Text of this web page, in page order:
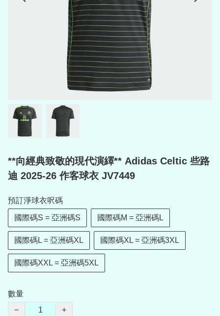
**向經典致敬的現代演繹** Adidas Celtic 些路
迪 2025-26 作客球衣 JV7449
預訂淨球衣呎碼
國際碼S = 亞洲碼S 國際碼M = 亞洲碼L
國際碼L = 亞洲碼XL 國際碼XL = 亞洲碼3XL
國際碼XXL = 亞洲碼5XL
數量
−
+